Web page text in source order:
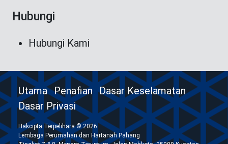
Hubungi
Hubungi Kami
Utama Penafian Dasar Keselamatan
Dasar Privasi
Hakcipta Terpelihara © 2026
Lembaga Perumahan dan Hartanah Pahang